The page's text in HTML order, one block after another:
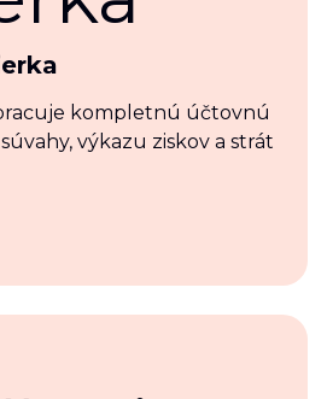
kompletnú účtovnú
výkazu ziskov a strát